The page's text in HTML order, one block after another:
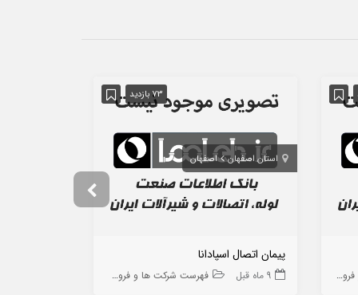
ها
73 بازدید
استان اصفهان اصفهان
پیمان اتصال اسپادانا
9 ماه قبل فهرست شرکت ها و فروشگاه ها